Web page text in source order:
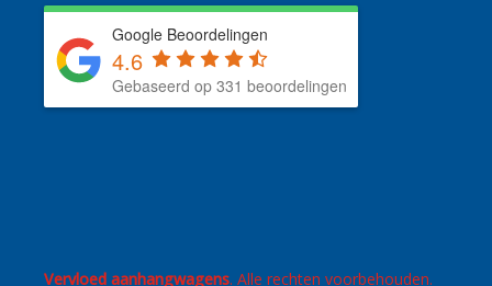
Google Beoordelingen
4.6
Gebaseerd op 331 beoordelingen
Vervloed aanhangwagens. Alle rechten voorbehouden.